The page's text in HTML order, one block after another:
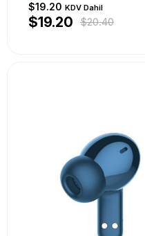
$19.20 KDV Dahil
$19.20 $20.40